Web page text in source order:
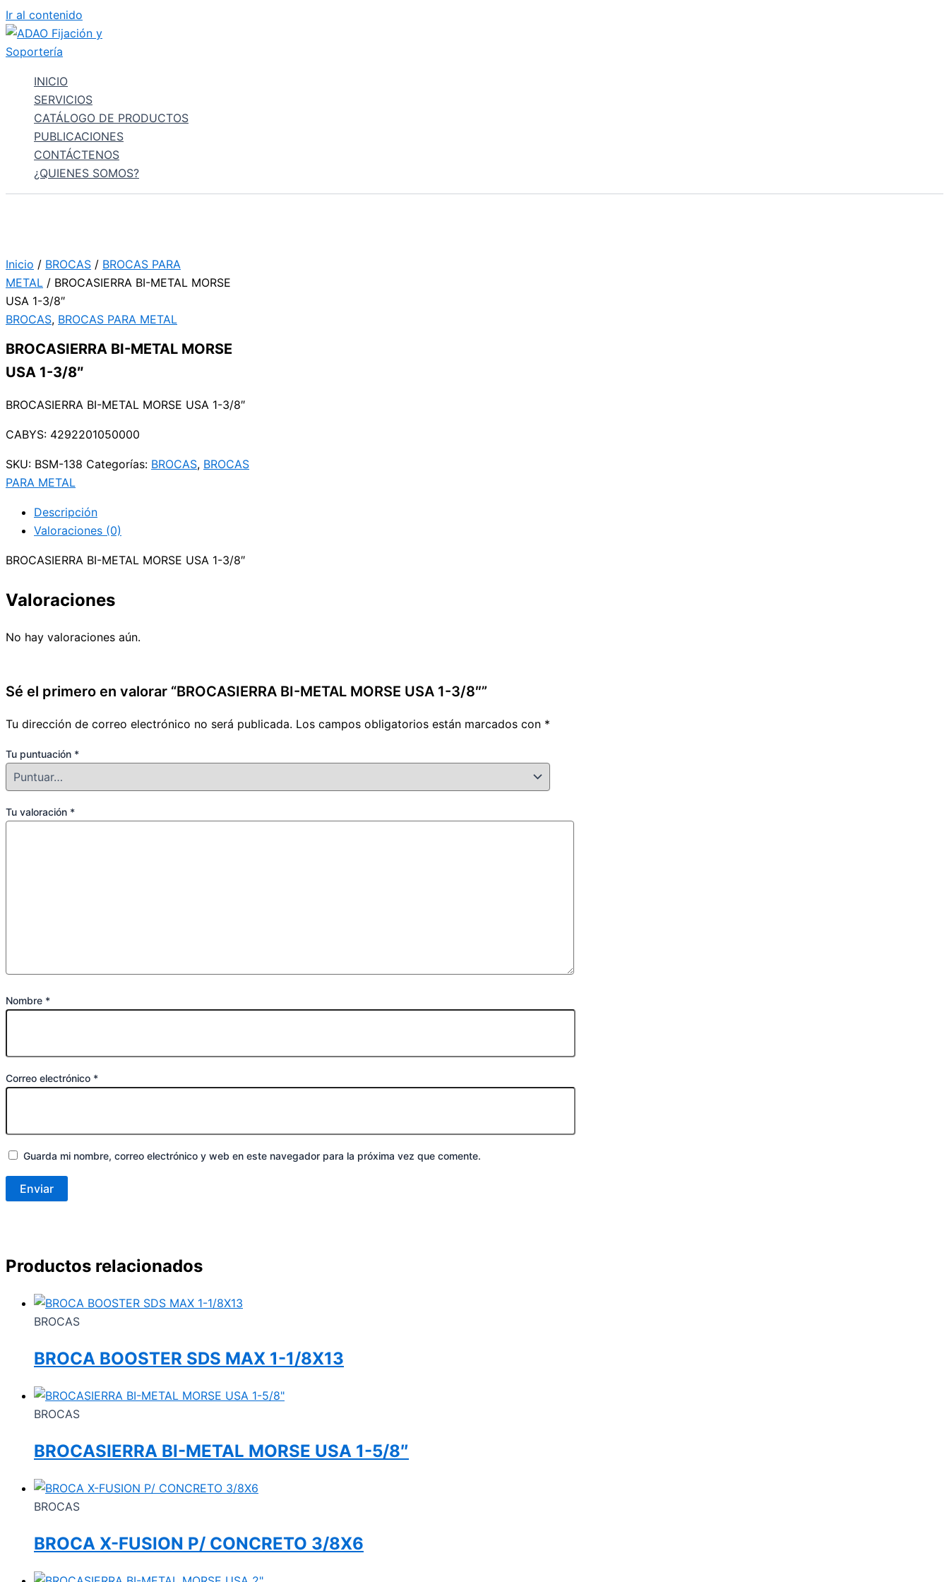
Ir al contenido
INICIO
SERVICIOS
CATÁLOGO DE PRODUCTOS
PUBLICACIONES
CONTÁCTENOS
¿QUIENES SOMOS?
Inicio / BROCAS / BROCAS PARA
METAL / BROCASIERRA BI-METAL MORSE
USA 1-3/8″
BROCAS, BROCAS PARA METAL
BROCASIERRA BI-METAL MORSE
USA 1-3/8″
BROCASIERRA BI-METAL MORSE USA 1-3/8″
CABYS: 4292201050000
SKU: BSM-138 Categorías: BROCAS, BROCAS
PARA METAL
Descripción
Valoraciones (0)
BROCASIERRA BI-METAL MORSE USA 1-3/8″
Valoraciones
No hay valoraciones aún.
Sé el primero en valorar “BROCASIERRA BI-METAL MORSE USA 1-3/8″”
Tu dirección de correo electrónico no será publicada. Los campos obligatorios están marcados con *
Tu puntuación *
Tu valoración *
Nombre *
Correo electrónico *
Guarda mi nombre, correo electrónico y web en este navegador para la próxima vez que comente.
Productos relacionados
BROCAS
BROCA BOOSTER SDS MAX 1-1/8X13
BROCAS
BROCASIERRA BI-METAL MORSE USA 1-5/8″
BROCAS
BROCA X-FUSION P/ CONCRETO 3/8X6